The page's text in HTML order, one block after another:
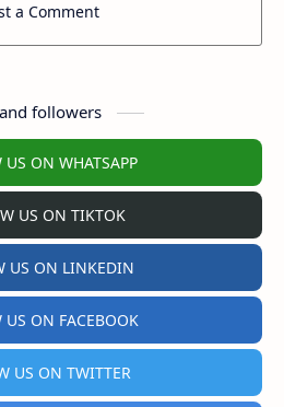
a Comment
followers
US ON WHATSAPP
US ON TIKTOK
US ON LINKEDIN
US ON FACEBOOK
US ON TWITTER